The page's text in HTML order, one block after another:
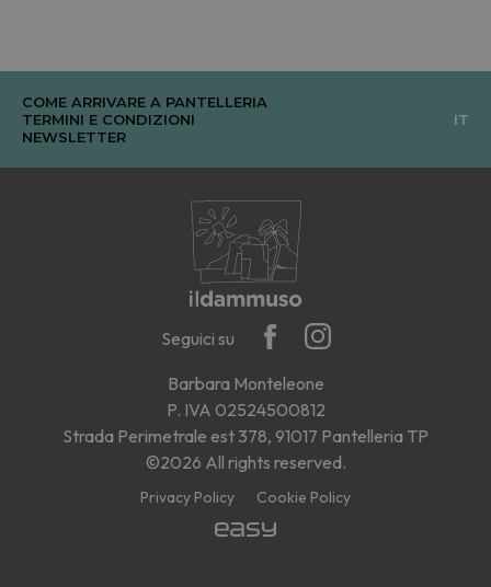
COME ARRIVARE A PANTELLERIA
TERMINI E CONDIZIONI
NEWSLETTER
IT
Seguici su
Barbara Monteleone
P. IVA 02524500812
Strada Perimetrale est 378, 91017 Pantelleria TP
©2026 All rights reserved.
Privacy Policy Cookie Policy